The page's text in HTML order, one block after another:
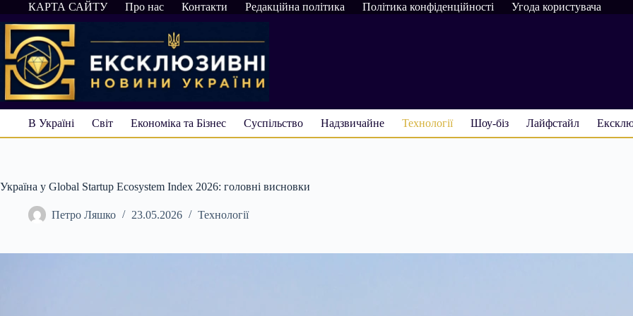
Перейти
до
вмісту
КАРТА САЙТУ Про нас Контакти Редакційна політика Політика конфіденційності Угода користувача
В Україні Світ Економіка та Бізнес Суспільство Надзвичайне Технології Шоу-біз Лайфстайл
Україна у Global Startup Ecosystem Index 2026: головні висновки
Петро Ляшко 23.05.2026 Технології